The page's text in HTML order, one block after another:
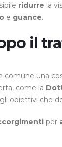
ridurre la
e guance.
il
una
come la
obiettivi che
per